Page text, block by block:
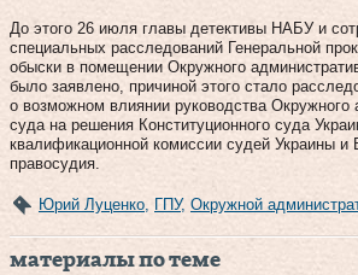
До этого 26 июля главы детективы НАБУ и
специальных расследований Генеральной
обыски в помещении Окружного
было заявлено, причиной этого стало
о возможном влиянии руководства Окружного
суда на решения Конституционного суда
квалификационной комиссии судей Украины и
правосудия.
Юрий Луценко ГПУ, Окружной
материалы по теме